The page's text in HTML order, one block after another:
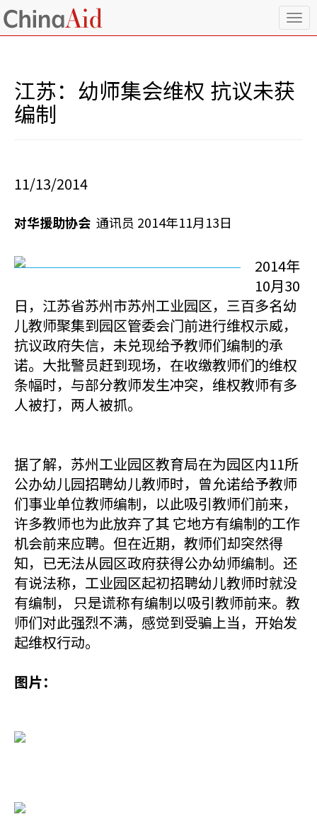
T
o
e
n
江苏：幼师集会维权 抗议未获
编制
11/13/2014
对华援助协会 通讯员 2014年11月13日
2014年
10月30
日，江苏省苏州市苏州工业园区，三百多名幼
儿教师聚集到园区管委会门前进行维权示威，
抗议政府失信，未兑现给予教师们编制的承
诺。大批警员赶到现场，在收缴教师们的维权
条幅时，与部分教师发生冲突，维权教师有多
人被打，两人被抓。
据了解，苏州工业园区教育局在为园区内11所
公办幼儿园招聘幼儿教师时，曾允诺给予教师
们事业单位教师编制，以此吸引教师们前来，
许多教师也为此放弃了其 它地方有编制的工作
机会前来应聘。但在近期，教师们却突然得
知，已无法从园区政府获得公办幼师编制。还
有说法称，工业园区起初招聘幼儿教师时就没
有编制， 只是谎称有编制以吸引教师前来。教
师们对此强烈不满，感觉到受骗上当，开始发
起维权行动。
图片：